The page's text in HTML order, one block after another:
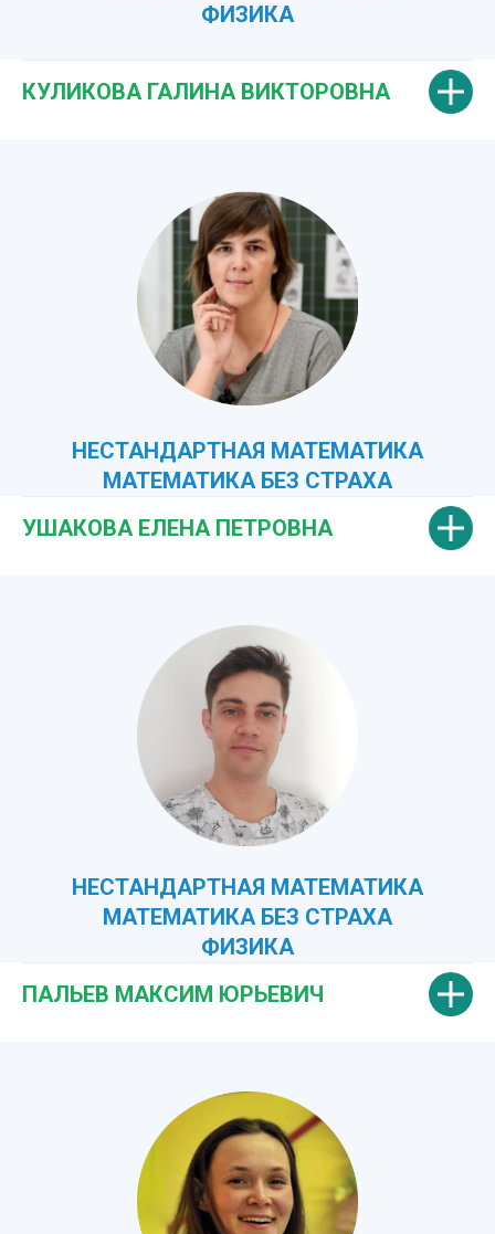
ФИЗИКА
КУЛИКОВА ГАЛИНА ВИКТОРОВНА
НЕСТАНДАРТНАЯ МАТЕМАТИКА
МАТЕМАТИКА БЕЗ СТРАХА
УШАКОВА ЕЛЕНА ПЕТРОВНА
НЕСТАНДАРТНАЯ МАТЕМАТИКА
МАТЕМАТИКА БЕЗ СТРАХА
ФИЗИКА
ПАЛЬЕВ МАКСИМ ЮРЬЕВИЧ